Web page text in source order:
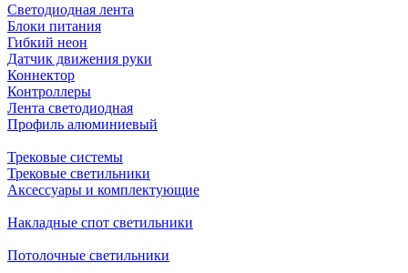
Светодиодная лента
Блоки питания
Гибкий неон
Датчик движения руки
Коннектор
Контроллеры
Лента светодиодная
Профиль алюминиевый
Трековые системы
Трековые светильники
Аксессуары и комплектующие
Накладные спот светильники
Потолочные светильники